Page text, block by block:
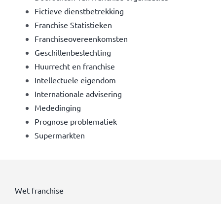
Fictieve dienstbetrekking
Franchise Statistieken
Franchiseovereenkomsten
Geschillenbeslechting
Huurrecht en franchise
Intellectuele eigendom
Internationale advisering
Mededinging
Prognose problematiek
Supermarkten
Wet franchise